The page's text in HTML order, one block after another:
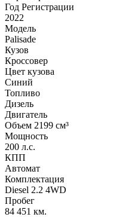
Год Регистрации
2022
Модель
Palisade
Кузов
Кроссовер
Цвет кузова
Синий
Топливо
Дизель
Двигатель
Объем 2199 см³
Мощность
200 л.с.
КПП
Автомат
Комплектация
Diesel 2.2 4WD
Пробег
84 451 км.